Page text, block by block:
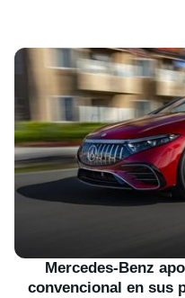
Mercedes-Benz
convencional en sus